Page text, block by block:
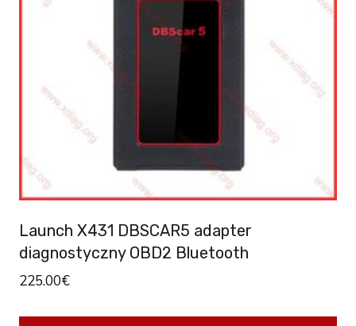
Launch X431 DBSCAR5 adapter
diagnostyczny OBD2 Bluetooth
225.00€